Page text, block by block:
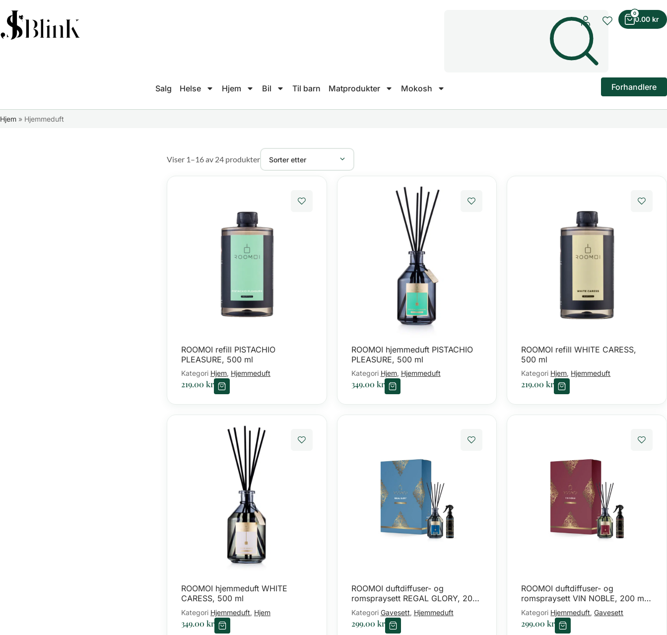
0.00 kr
0
Salg Helse Hjem Bil Til barn Matprodukter Mokosh Forhandlere
Hjem » Hjemmeduft
Viser 1–16 av 24 produkter
ROOMOI refill PISTACHIO
PLEASURE, 500 ml
Kategori Hjem, Hjemmeduft
219.00 kr
ROOMOI hjemmeduft PISTACHIO
PLEASURE, 500 ml
Kategori Hjem, Hjemmeduft
349.00 kr
ROOMOI refill WHITE CARESS,
500 ml
Kategori Hjem, Hjemmeduft
219.00kr
ROOMOI hjemmeduft WHITE
CARESS, 500 ml
Kategori Hjemmeduft, Hjem
349.00 kr
ROOMOI duftdiffuser- og
romspraysett REGAL GLORY, 200
ml + 1...
Kategori Gavesett, Hjemmeduft
299.00 kr
ROOMOI duftdiffuser- og
romspraysett VIN NOBLE, 200 ml
+ 100 ml
Kategori Hjemmeduft, Gavesett
299.00kr